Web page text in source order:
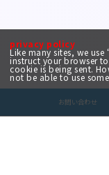
privacy policy
Like many sites, we
instruct your browser
cookie is being sent.
not be able to use
お問い合わせ